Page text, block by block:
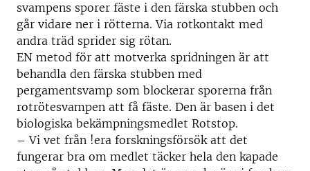
svampens sporer fäste i den färska stubben och
går vidare ner i rötterna. Via rotkontakt med
andra träd sprider sig rötan.
EN metod för att motverka spridningen är att
behandla den färska stubben med
pergamentsvamp som blockerar sporerna från
rotrötesvampen att få fäste. Den är basen i det
biologiska bekämpningsmedlet Rotstop.
– Vi vet från !era forskningsförsök att det
fungerar bra om medlet täcker hela den kapade